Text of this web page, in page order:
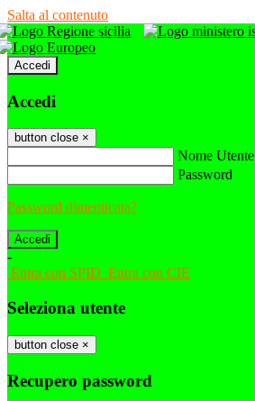
Salta al contenuto
Accedi
Accedi
button close ×
Nome Utente
Password
Password dimenticata?
-
Entra con SPID Entra con CIE
Seleziona utente
button close ×
Recupero password